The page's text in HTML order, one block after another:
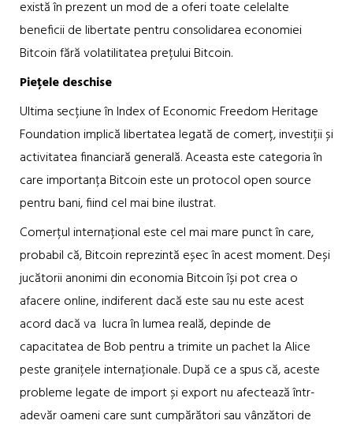
există în prezent un mod de a oferi toate celelalte
beneficii de libertate pentru consolidarea economiei
Bitcoin fără volatilitatea prețului Bitcoin.
Piețele deschise
Ultima secțiune în Index of Economic Freedom Heritage
Foundation implică libertatea legată de comerț, investiții și
activitatea financiară generală. Aceasta este categoria în
care importanța Bitcoin este un protocol open source
pentru bani, fiind cel mai bine ilustrat.
Comerțul internațional este cel mai mare punct în care,
probabil că, Bitcoin reprezintă eșec în acest moment. Deși
jucătorii anonimi din economia Bitcoin își pot crea o
afacere online, indiferent dacă este sau nu este acest
acord dacă va lucra în lumea reală, depinde de
capacitatea de Bob pentru a trimite un pachet la Alice
peste granițele internaționale. După ce a spus că, aceste
probleme legate de import și export nu afectează într-
adevăr oameni care sunt cumpărători sau vânzători de